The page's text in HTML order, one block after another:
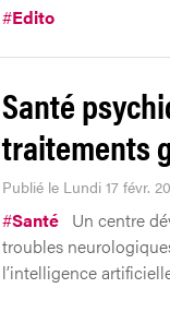
#Edito
Santé
traitements
Publié le Lundi 17 févr.
#Santé Un centre
troubles
l’intelligence